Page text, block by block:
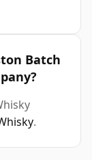
Batch
.